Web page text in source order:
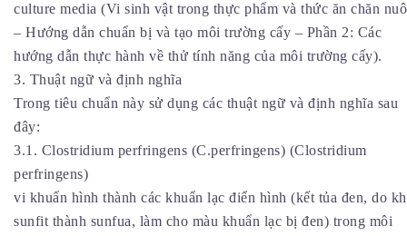
culture media (Vi sinh vật trong thực phẩm và thức ăn chăn
– Hướng dẫn chuẩn bị và tạo môi trường cấy – Phần 2: Các
hướng dẫn thực hành về thử tính năng của môi trường cấy).
3. Thuật ngữ và định nghĩa
Trong tiêu chuẩn này sử dụng các thuật ngữ và định nghĩa sau
đây:
3.1. Clostridium perfringens (C.perfringens) (Clostridium
perfringens)
vi khuẩn hình thành các khuẩn lạc điển hình (kết tủa đen, do
sunfit thành sunfua, làm cho màu khuẩn lạc bị đen) trong môi